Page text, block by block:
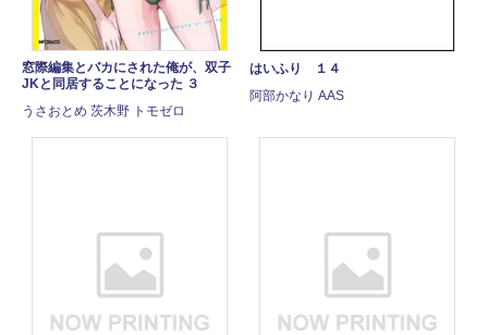
窓際編集とバカにされた俺が、双子
JKと同居することになった ３
うさおとめ 茨木野 トモゼロ
はいふり １４
阿部かなり AAS